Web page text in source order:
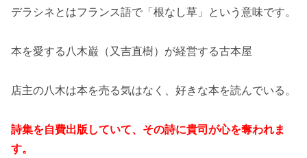
デラシネとはフランス語で「根なし草」という意味です。
本を愛する八木巌（又吉直樹）が経営する古本屋
店主の八木は本を売る気はなく、好きな本を読んでいる。
詩集を自費出版していて、その詩に貴司が心を奪われま
す。